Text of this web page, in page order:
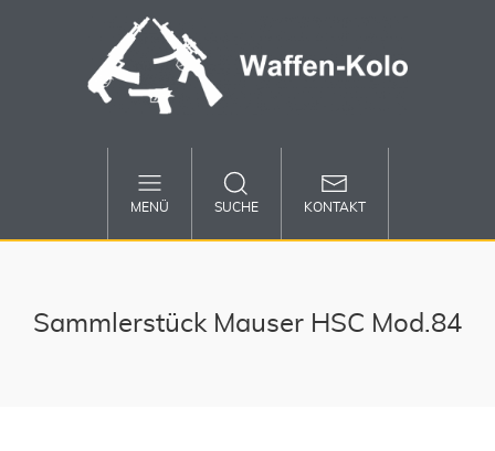
MENÜ SUCHE KONTAKT
Sammlerstück Mauser HSC Mod.84